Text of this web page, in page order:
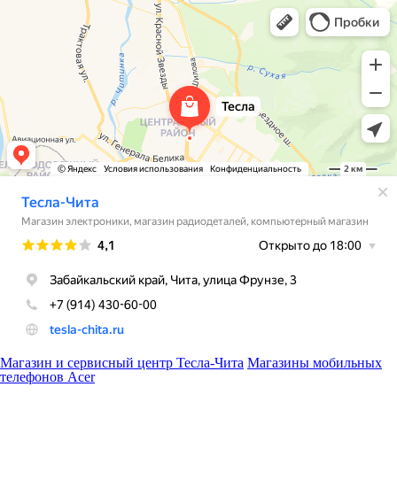
Магазин и сервисный центр Тесла-Чита Магазины мобильных
телефонов Acer